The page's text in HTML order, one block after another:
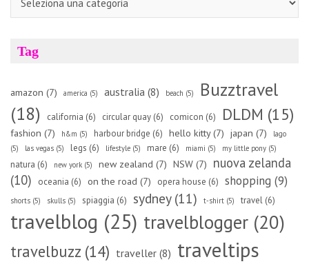
Tag
amazon (7) america (5) australia (8) beach (5)
Buzztravel
(18)
california (6) circular quay (6) comicon (6) DLDM (15)
fashion (7) h&m (5) harbour bridge (6) hello kitty(7) japan (7)
lago
(5)
las vegas (5) legs (6) lifestyle (5) mare (6) miami (5) my little pony (5)
natura (6) new york (5) new zealand (7) NSW (7)
nuova zelanda
(10)
oceania (6) on the road (7) opera house (6) shopping (9)
shorts (5) skulls (5) spiaggia (6) sydney(11) t-shirt (5) travel (6)
travelblog (25) travelblogger (20)
travelbuzz (14) traveller (8) traveltips